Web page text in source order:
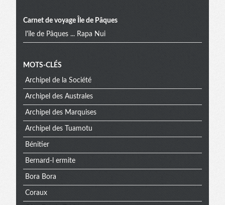
Carnet de voyage Île de Pâques
l'île de Pâques ... Rapa Nui
Menu
extra
MOTS-CLÉS
Archipel de la Société
Archipel des Australes
Archipel des Marquises
Archipel des Tuamotu
Bénitier
Bernard-l ermite
Bora Bora
Coraux